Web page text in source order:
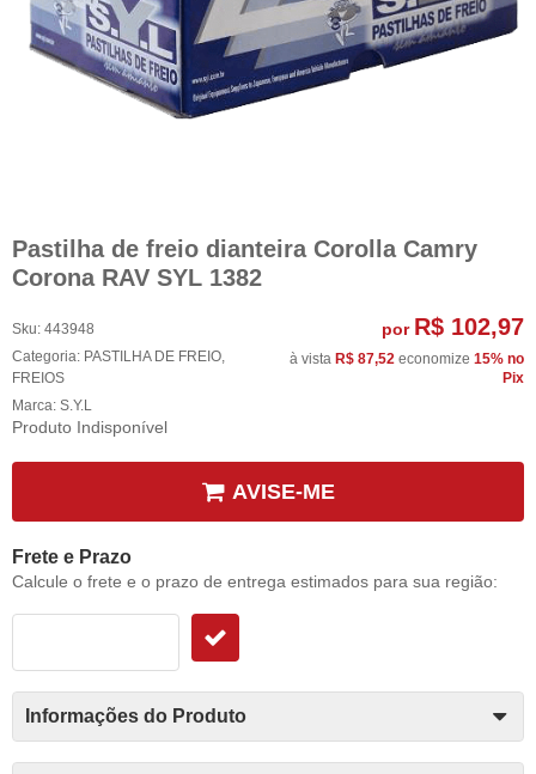
Pastilha de freio dianteira Corolla Camry
Corona RAV SYL 1382
Sku: 443948
Categoria: PASTILHA DE FREIO,
FREIOS
Marca: S.Y.L
Produto Indisponível
por R$ 102,97
à vista R$ 87,52 economize 15% no
Pix
AVISE-ME
Frete e Prazo
Calcule o frete e o prazo de entrega estimados para sua região:
Informações do Produto